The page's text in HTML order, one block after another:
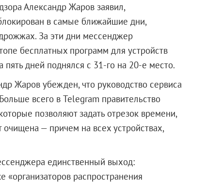
Александр Жаров заявил,
в самые ближайшие дни,
За эти дни мессенджер
бесплатных программ для устройств
дней поднялся с 31-го на 20-е место.
Жаров убежден, что руководство сервиса
всего в Telegram правительство
позволяют задать отрезок времени,
— причем на всех устройствах,
единственный выход:
«организаторов распространения